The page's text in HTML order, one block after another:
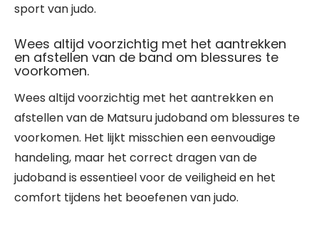
sport van judo.
Wees altijd voorzichtig met het aantrekken
en afstellen van de band om blessures te
voorkomen.
Wees altijd voorzichtig met het aantrekken en
afstellen van de Matsuru judoband om blessures te
voorkomen. Het lijkt misschien een eenvoudige
handeling, maar het correct dragen van de
judoband is essentieel voor de veiligheid en het
comfort tijdens het beoefenen van judo.